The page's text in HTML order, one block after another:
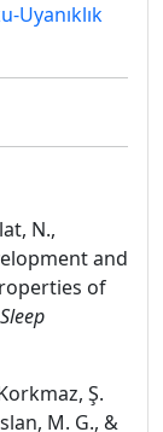
Uyanıklık
N.,
and
of
Ş.
M. G., &